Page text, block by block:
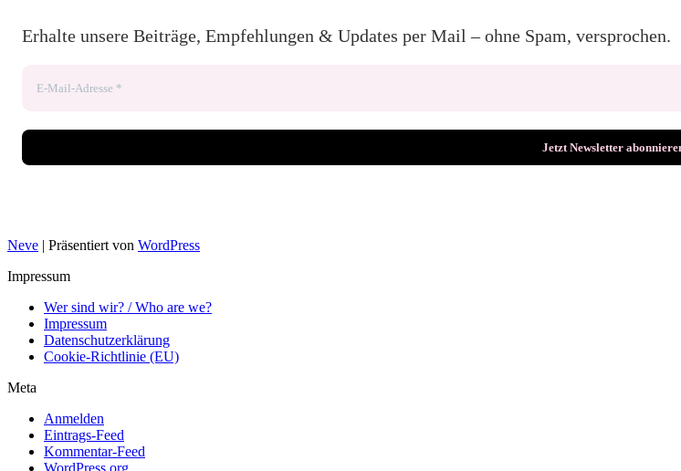
Erhalte unsere Beiträge, Empfehlungen & Updates per Mail – ohne Spam, versprochen.
Neve | Präsentiert von WordPress
Impressum
Wer sind wir? / Who are we?
Impressum
Datenschutzerklärung
Cookie-Richtlinie (EU)
Meta
Anmelden
Eintrags-Feed
Kommentar-Feed
WordPress.org